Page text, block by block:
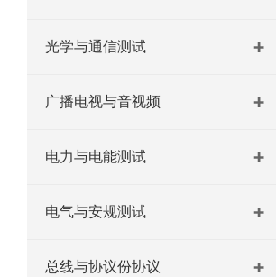
光学与通信测试
广播电视与音视频
电力与电能测试
电气与安规测试
总线与协议份协议